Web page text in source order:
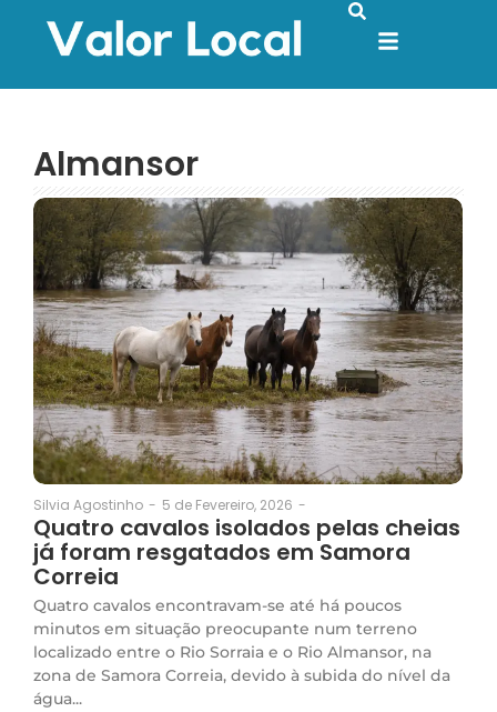
Almansor
Silvia Agostinho - 5 de Fevereiro, 2026 -
Quatro cavalos isolados pelas cheias
já foram resgatados em Samora
Correia
Quatro cavalos encontravam-se até há poucos
minutos em situação preocupante num terreno
localizado entre o Rio Sorraia e o Rio Almansor, na
zona de Samora Correia, devido à subida do nível da
água...